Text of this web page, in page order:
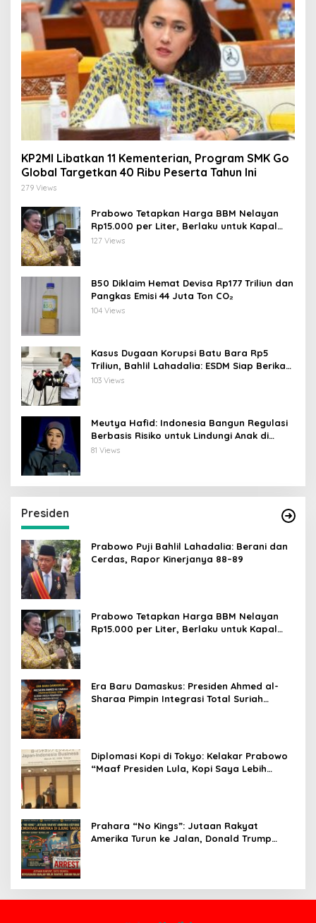
KP2MI Libatkan 11 Kementerian, Program SMK Go
Global Targetkan 40 Ribu Peserta Tahun Ini
279 Views
Prabowo Tetapkan Harga BBM Nelayan
Rp15.000 per Liter, Berlaku untuk Kapal
30-200 GT
127 Views
B50 Diklaim Hemat Devisa Rp177 Triliun dan
Pangkas Emisi 44 Juta Ton CO₂
104 Views
Kasus Dugaan Korupsi Batu Bara Rp5
Triliun, Bahlil Lahadalia: ESDM Siap Berikan
Data
103 Views
Meutya Hafid: Indonesia Bangun Regulasi
Berbasis Risiko untuk Lindungi Anak di
Dunia Digital
81 Views
Presiden
Prabowo Puji Bahlil Lahadalia: Berani dan
Cerdas, Rapor Kinerjanya 88–89
Prabowo Tetapkan Harga BBM Nelayan
Rp15.000 per Liter, Berlaku untuk Kapal
Era Baru Damaskus: Presiden Ahmed al-
Sharaa Pimpin Integrasi Total Suriah
Diplomasi Kopi di Tokyo: Kelakar Prabowo
“Maaf Presiden Lula, Kopi Saya Lebih
Prahara “No Kings”: Jutaan Rakyat
Amerika Turun ke Jalan, Donald Trump